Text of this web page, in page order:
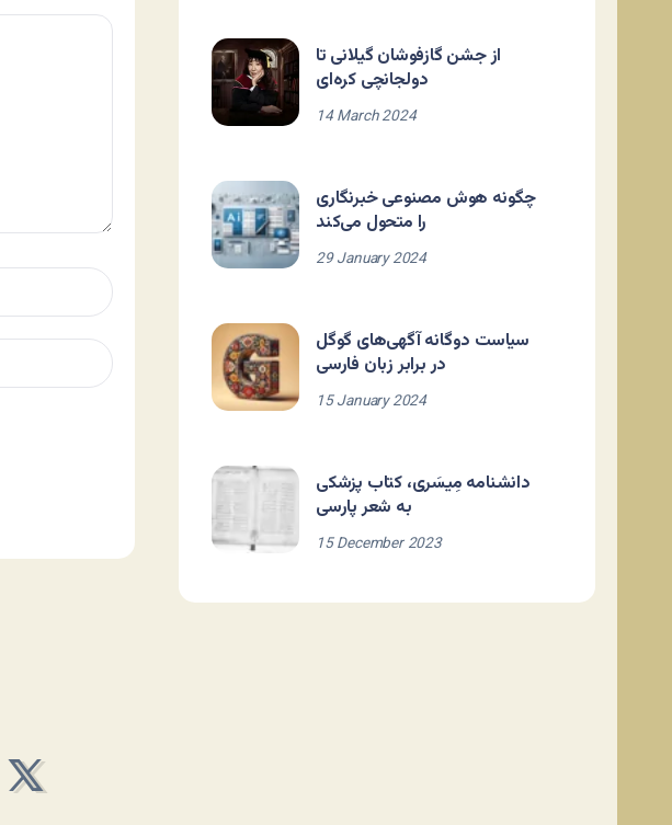
از جشن گازفوشان گیلانی تا
دولجانچی کره‌ای
14 March 2024
چگونه هوش مصنوعی خبرنگاری
را متحول می‌کند
29 January 2024
سیاست دوگانه آگهی‌های گوگل
در برابر زبان فارسی
15 January 2024
دانشنامه مِیسَری، کتاب پزشکی
به شعر پارسی
15 December 2023